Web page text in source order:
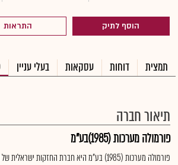
הוסף לתיק התראות
תמצית דוחות עסקאות בעלי עניין
תיאור חברה
פורמולה מערכות (1985)בע"מ
פורמולה מערכות (1985) בע"מ היא חברת החזקות